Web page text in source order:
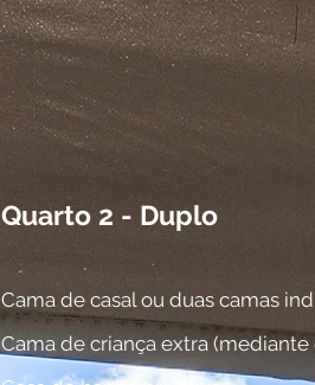
Quarto 2 - Duplo
Cama de casal ou duas camas
Cama de criança extra (mediante